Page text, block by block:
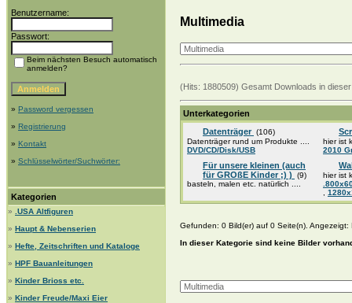
Benutzername:
Passwort:
Beim nächsten Besuch automatisch
anmelden?
» Password vergessen
» Registrierung
» Kontakt
» Schlüsselwörter/Suchwörter:
Kategorien
»
.USA Altfiguren
» Haupt & Nebenserien
» Hefte, Zeitschriften und Kataloge
» HPF Bauanleitungen
» Kinder Brioss etc.
» Kinder Freude/Maxi Eier
Multimedia
(Hits: 1880509) Gesamt Downloads in
Unterkategorien
Datenträger (106)
Datenträger rund um Produkte ....
DVD/CD/Disk/USB
Für unsere kleinen (auch
für GROßE Kinder ;) )
(9)
basteln, malen etc. natürlich ....
hier ist
2010
hier ist
Gefunden: 0 Bild(er) auf 0 Seite(n). Angezeigt:
In dieser Kategorie sind keine Bilder